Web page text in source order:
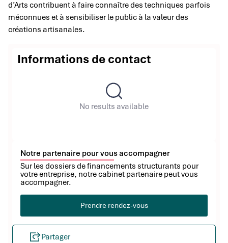
d’Arts contribuent à faire connaître des techniques parfois
méconnues et à sensibiliser le public à la valeur des
créations artisanales.
Informations de contact
No results available
Notre partenaire pour vous accompagner
Sur les dossiers de financements structurants pour
votre entreprise, notre cabinet partenaire peut vous
accompagner.
Prendre rendez-vous
Partager